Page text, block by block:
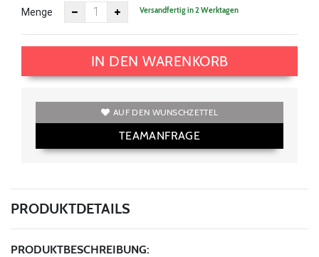
Menge Versandfertig in 2 Werktagen
IN DEN WARENKORB
AUF DEN WUNSCHZETTEL
TEAMANFRAGE
PRODUKTDETAILS
PRODUKTBESCHREIBUNG: